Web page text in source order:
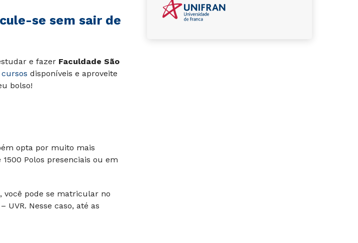
se sem sair de
e fazer Faculdade São
cursos disponíveis e aproveite
bolso!
opta por muito mais
Polos presenciais ou em
você pode se matricular no
Nesse caso, até as